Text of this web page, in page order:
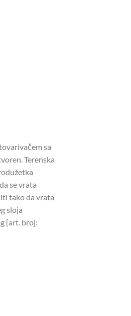
sa
Terenska
se vrata
tako da vrata
sloja
[art. broj: